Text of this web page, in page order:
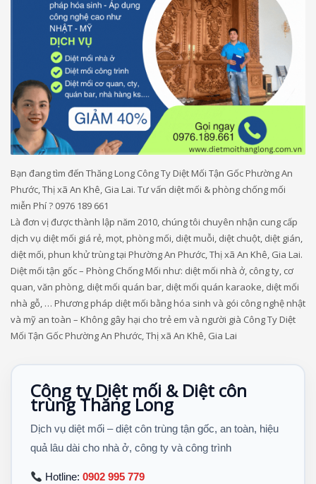
Bạn đang tìm đến Thăng Long Công Ty Diệt Mối Tận Gốc Phường An
Phước, Thị xã An Khê, Gia Lai. Tư vấn diệt mối & phòng chống mối
miễn Phí ? 0976 189 661
Là đơn vị được thành lập năm 2010, chúng tôi chuyên nhận cung cấp
dịch vụ diệt mối giá rẻ, mọt, phòng mối, diệt muỗi, diệt chuột, diệt gián,
diệt mối, phun khử trùng tại Phường An Phước, Thị xã An Khê, Gia Lai.
Diệt mối tận gốc – Phòng Chống Mối như: diệt mối nhà ở, công ty, cơ
quan, văn phòng, diệt mối quán bar, diệt mối quán karaoke, diệt mối
nhà gỗ, … Phương pháp diệt mối bằng hóa sinh và gói công nghệ nhật
và mỹ an toàn – Không gây hại cho trẻ em và người già Công Ty Diệt
Mối Tận Gốc Phường An Phước, Thị xã An Khê, Gia Lai
Công ty Diệt mối & Diệt côn
trùng Thăng Long
Dịch vụ diệt mối – diệt côn trùng tận gốc, an toàn, hiệu
quả lâu dài cho nhà ở, công ty và công trình
Hotline:0902 995 779